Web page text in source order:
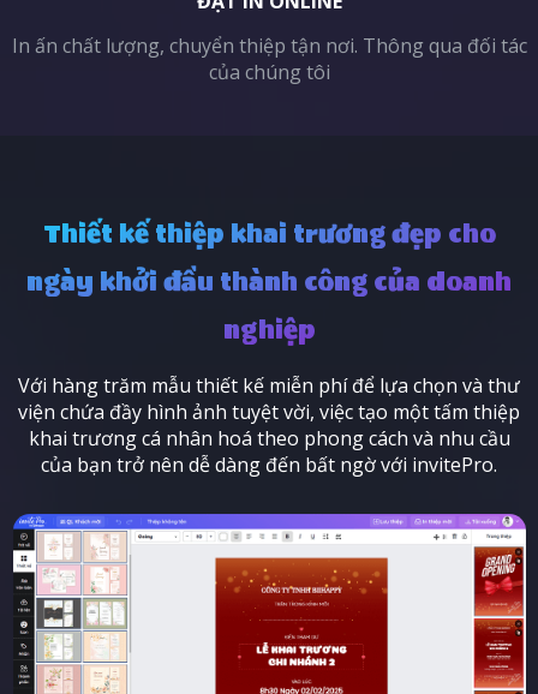
In ấn chất lượng, chuyển thiệp tận nơi. Thông qua đối tác
của chúng tôi
Thiết kế thiệp khai trương đẹp cho
ngày khởi đầu thành công của doanh
nghiệp
Với hàng trăm mẫu thiết kế miễn phí để lựa chọn và thư
viện chứa đầy hình ảnh tuyệt vời, việc tạo một tấm thiệp
khai trương cá nhân hoá theo phong cách và nhu cầu
của bạn trở nên dễ dàng đến bất ngờ với invitePro.